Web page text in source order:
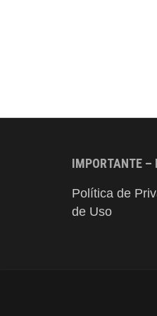
IMPORTANTE –
Política de
de Uso